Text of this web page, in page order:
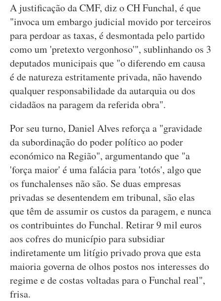
A justificação da CMF, diz o CH Funchal, é que
"invoca um embargo judicial movido por terceiros
para perdoar as taxas, é desmontada pelo partido
como um 'pretexto vergonhoso'", sublinhando os 3
deputados municipais que "o diferendo em causa
é de natureza estritamente privada, não havendo
qualquer responsabilidade da autarquia ou dos
cidadãos na paragem da referida obra".
Por seu turno, Daniel Alves reforça a "gravidade
da subordinação do poder político ao poder
económico na Região", argumentando que "a
'força maior' é uma falácia para 'totós', algo que
os funchalenses não são. Se duas empresas
privadas se desentendem em tribunal, são elas
que têm de assumir os custos da paragem, e nunca
os contribuintes do Funchal. Retirar 9 mil euros
aos cofres do município para subsidiar
indiretamente um litígio privado prova que esta
maioria governa de olhos postos nos interesses do
regime e de costas voltadas para o Funchal real",
frisa.